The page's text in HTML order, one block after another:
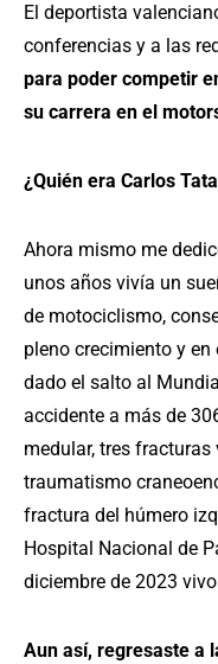
El deportista
conferencias y a las
para poder competir
su carrera en el
¿Quién era Carlos
Ahora mismo me
unos años vivía un
de motociclismo,
pleno crecimiento y
dado el salto al
accidente a más de
medular, tres
traumatismo
fractura del húmero
Hospital Nacional de
diciembre de 2023
Aun así, regresaste a